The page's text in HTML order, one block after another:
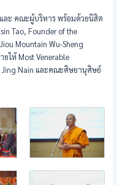
ละ คณะผู้บริหาร พร้อมด้วยนิสิต
Tao, Founder of the
Mountain Wu-Sheng
ให้ Most Venerable
Jing Nain และคณะศิษยานุศิษย์